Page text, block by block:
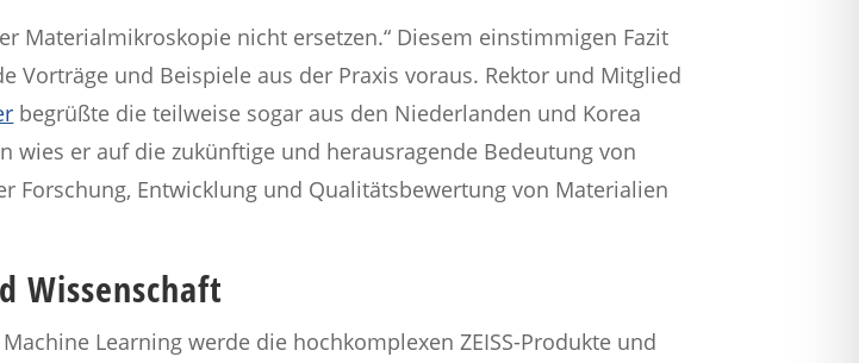
Materialmikroskopie nicht ersetzen.“ Diesem einstimmigen Fazit
Vorträge und Beispiele aus der Praxis voraus. Rektor und Mitglied
begrüßte die teilweise sogar aus den Niederlanden und Korea
er auf die zukünftige und herausragende Bedeutung von
Forschung, Entwicklung und Qualitätsbewertung von Materialien
Wissenschaft
Learning werde die hochkomplexen ZEISS-Produkte und